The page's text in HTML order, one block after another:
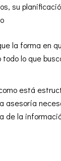
su
la forma en
lo que
está
asesoría
de la